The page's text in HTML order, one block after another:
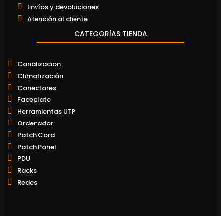
Envíos y devoluciones
Atención al cliente
CATEGORÍAS TIENDA
Canalización
Climatización
Conectores
Faceplate
Herramientas UTP
Ordenador
Patch Cord
Patch Panel
PDU
Racks
Redes